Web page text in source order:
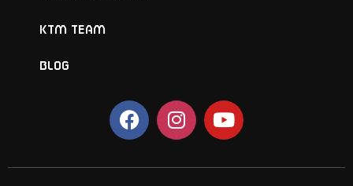
KTM TEAM
BLOG